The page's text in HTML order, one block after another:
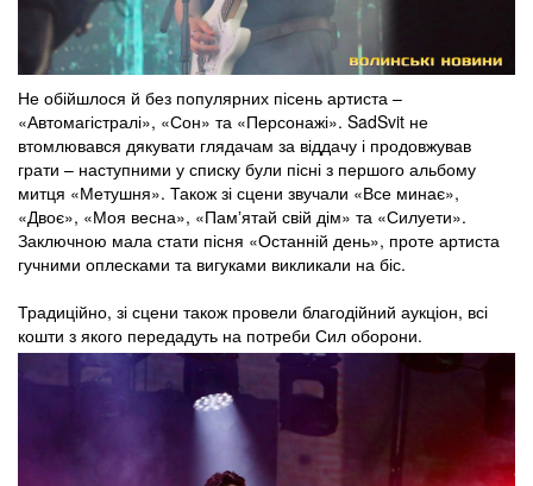
Не обійшлося й без популярних пісень артиста –
«Автомагістралі», «Сон» та «Персонажі». SadSvit не
втомлювався дякувати глядачам за віддачу і продовжував
грати – наступними у списку були пісні з першого альбому
митця «Метушня». Також зі сцени звучали «Все минає»,
«Двоє», «Моя весна», «Памʼятай свій дім» та «Силуети».
Заключною мала стати пісня «Останній день», проте артиста
гучними оплесками та вигуками викликали на біс.
Традиційно, зі сцени також провели благодійний аукціон, всі
кошти з якого передадуть на потреби Сил оборони.